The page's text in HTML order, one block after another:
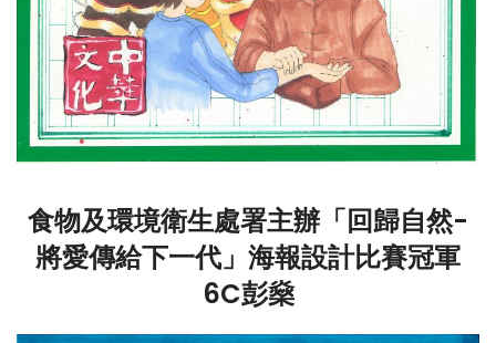
食物及環境衛生處署主辦「回歸自然-
將愛傳給下一代」海報設計比賽冠軍
6C彭燊